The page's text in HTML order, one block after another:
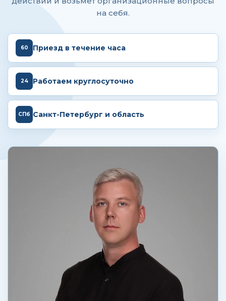
на себя.
60 Приезд в течение часа
24 Работаем круглосуточно
СПб Санкт-Петербург и область